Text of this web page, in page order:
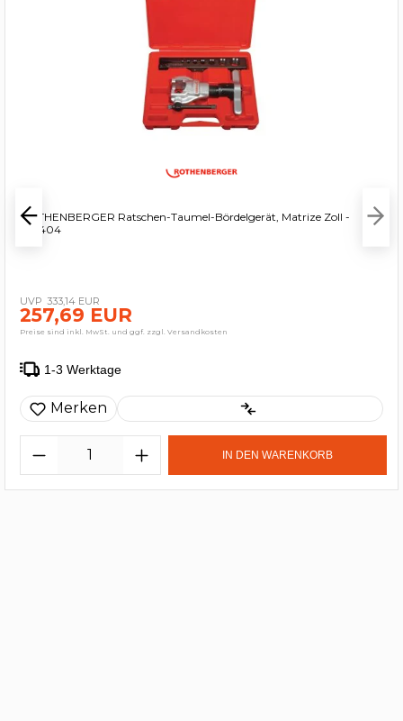
ROTHENBERGER Ratschen-Taumel-Bördelgerät, Matrize Zoll -
222404
333,14 EUR
257,69 EUR
Preise sind inkl. MwSt. und ggf. zzgl. Versandkosten
1-3 Werktage
Merken
IN DEN WARENKORB